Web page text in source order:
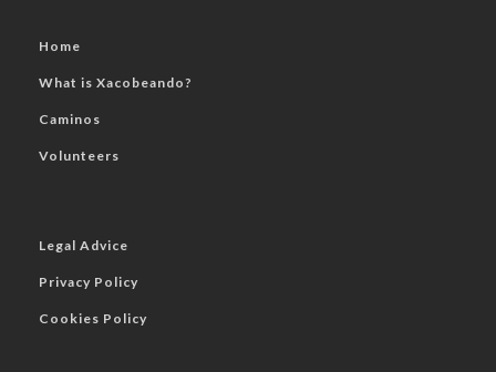
Home
What is Xacobeando?
Caminos
Volunteers
Legal Advice
Privacy Policy
Cookies Policy